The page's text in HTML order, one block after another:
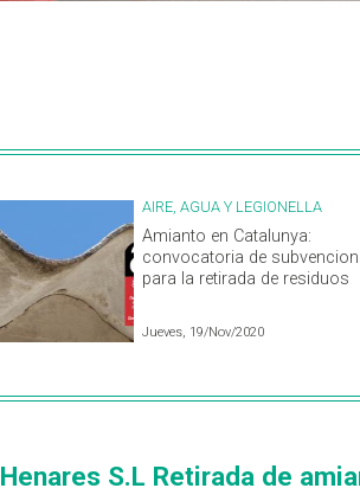
AIRE, AGUA Y LEGIONELLA
Amianto en Catalunya:
convocatoria de
para la retirada de residuos
Jueves, 19/Nov/2020
Henares S.L Retirada de